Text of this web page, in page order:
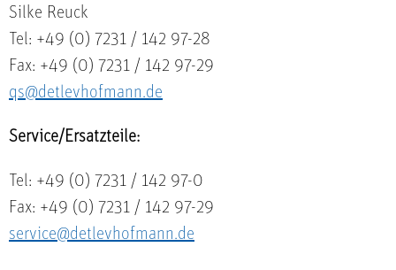
Silke Reuck
Tel: +49 (0) 7231 / 142 97-28
Fax: +49 (0) 7231 / 142 97-29
qs@detlevhofmann.de
Service/Ersatzteile:
Tel: +49 (0) 7231 / 142 97-0
Fax: +49 (0) 7231 / 142 97-29
service@detlevhofmann.de